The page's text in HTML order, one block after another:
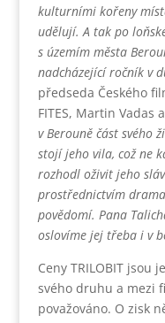
kulturními kořeny
udělují. A tak po
s územím města
nadcházející ročník v
předseda Českého
FITES, Martin Vadas
v Berouně část svého
stojí jeho vila, což ne
rozhodl oživit jeho
prostřednictvím
povědomí. Pana
oslovíme jej třeba i v
Ceny TRILOBIT jsou
svého druhu a mezi
považováno. O zisk